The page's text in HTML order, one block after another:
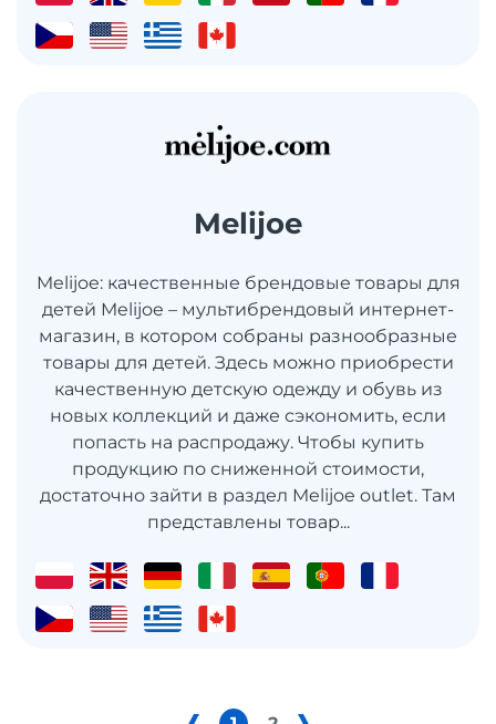
Melijoe
Melijoe: качественные брендовые товары для
детей Melijoe – мультибрендовый интернет-
магазин, в котором собраны разнообразные
товары для детей. Здесь можно приобрести
качественную детскую одежду и обувь из
новых коллекций и даже сэкономить, если
попасть на распродажу. Чтобы купить
продукцию по сниженной стоимости,
достаточно зайти в раздел Melijoe outlet. Там
представлены товар...